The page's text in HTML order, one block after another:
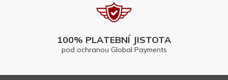
100% PLATEBNÍ JISTOTA
pod ochranou Global Payments